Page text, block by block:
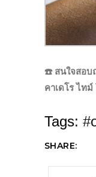
☎️ สนใจสอบ
คาเดโร ไทม์
Tags:
SHARE: